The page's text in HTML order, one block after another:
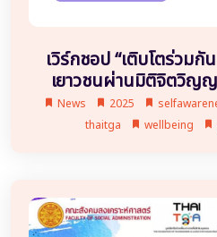
เวิร์กชอป “เติบโตร่วม
เยาวชนผ่านมิติจิตวิญญ
News 2025
thaitga
wellbeing